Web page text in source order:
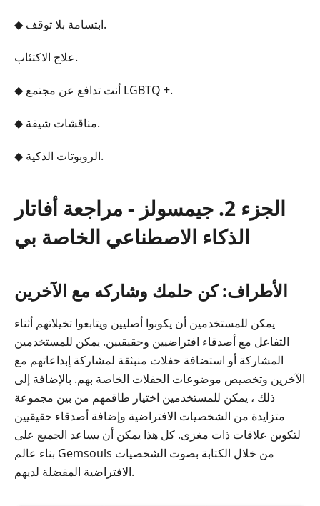
◆ ابتسامة بلا توقف.
علاج الاكتئاب.
◆ أنت تدافع عن مجتمع LGBTQ +.
◆ مناقشات شيقة.
◆ الروبوتات الذكية.
الجزء 2. جيمسولز - مراجعة أفاتار
الذكاء الاصطناعي الخاصة بي
الأطراف: كن حلمك وشاركه مع الآخرين
يمكن للمستخدمين أن يكونوا أصليين ويتابعوا تخيلاتهم أثناء
التفاعل مع أصدقاء افتراضيين وحقيقيين. يمكن للمستخدمين
المشاركة أو استضافة حفلات منبثقة لمشاركة إبداعاتهم مع
الآخرين وتخصيص موضوعات الحفلات الخاصة بهم. بالإضافة إلى
ذلك ، يمكن للمستخدمين اختيار طاقمهم من بين مجموعة
متزايدة من الشخصيات الافتراضية وإضافة أصدقاء حقيقيين
لتكوين علاقات ذات مغزى. كل هذا يمكن أن يساعد الجميع على
بناء عالم Gemsouls من خلال الكتابة بصوت الشخصيات
الافتراضية المفضلة لديهم.